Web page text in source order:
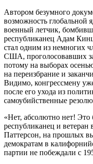
Автором безумного
возможность глобальной
военный летчик,
республиканец Адам
стал одним из немногих
США, проголосовавших
потому на выборах
на переизбрание и
Видимо, конгрессмену
после его ухода из
самоубийственные
«Нет, абсолютно нет!
республиканец и
Паттерсон, на прошлых
демократам в
партии не побеждали с